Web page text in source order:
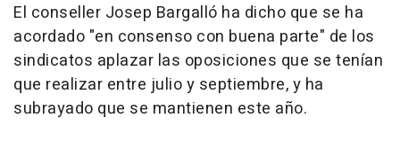
El conseller Josep Bargalló ha dicho que se ha
acordado "en consenso con buena parte" de los
sindicatos aplazar las oposiciones que se tenían
que realizar entre julio y septiembre, y ha
subrayado que se mantienen este año.